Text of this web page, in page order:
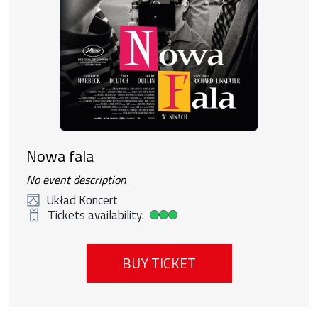
Nowa fala
No event description
Układ Koncert
Tickets availability:
High ticket availability
BUY TICKET